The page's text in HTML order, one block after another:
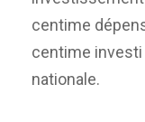
centime
centime
nationale.